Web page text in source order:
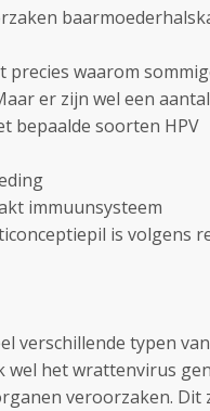
precies waarom
er zijn wel een
bepaalde soorten HPV
immuunsysteem
is volgens
verschillende typen
wel het wrattenvirus
veroorzaken. Dit